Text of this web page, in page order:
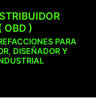
OBD )
PARA
DISEÑADOR Y